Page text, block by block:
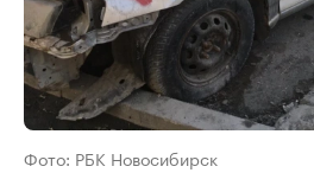
Фото: РБК Новосибирск